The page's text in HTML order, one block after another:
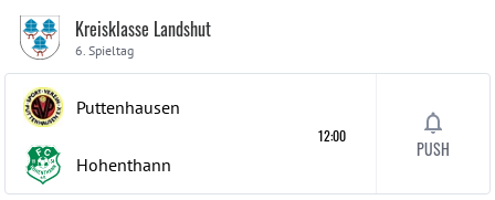
Kreisklasse Landshut
6. Spieltag
Puttenhausen
Hohenthann
12:00
PUSH